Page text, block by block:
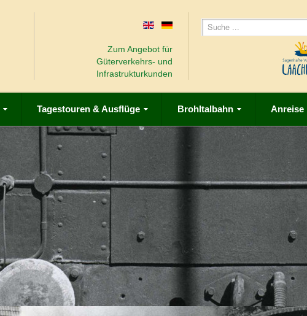
Zum Angebot für
Güterverkehrs- und
Infrastrukturkunden
Tagestouren & Ausflüge Brohltalbahn Anreise